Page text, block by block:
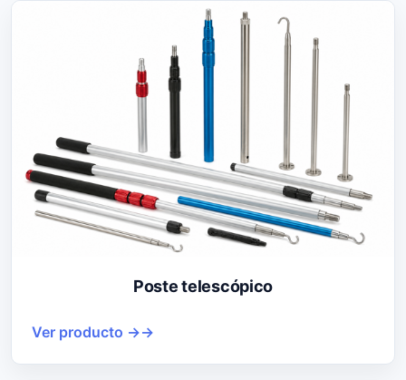
Poste telescópico
Ver producto →